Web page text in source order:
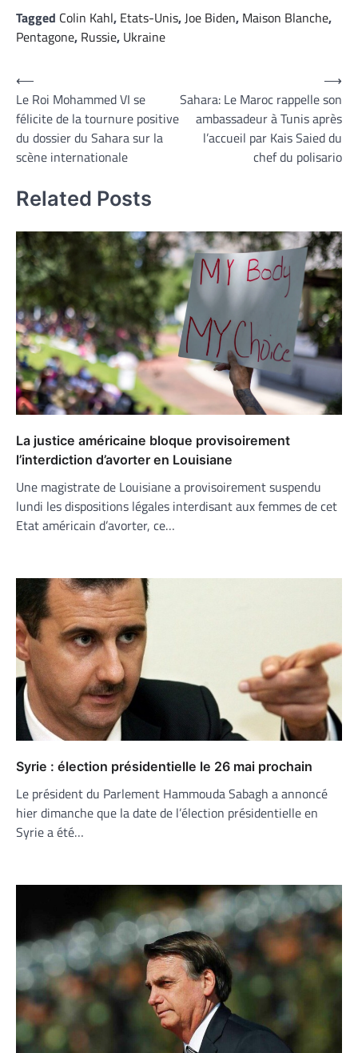
Tagged Colin Kahl, Etats-Unis,Joe Biden, Maison Blanche,
Pentagone, Russie, Ukraine
Navigation
de
l’article
⟵
Le Roi Mohammed VI se
félicite de la tournure positive
du dossier du Sahara sur la
scène internationale
Sahara: Le Maroc rappelle son
ambassadeur à Tunis après
l’accueil par Kais Saied du
chef du polisario
⟶
Related Posts
La justice américaine bloque provisoirement
l’interdiction d’avorter en Louisiane
Une magistrate de Louisiane a provisoirement suspendu
lundi les dispositions légales interdisant aux femmes de cet
Etat américain d’avorter, ce…
Syrie : élection présidentielle le 26 mai prochain
Le président du Parlement Hammouda Sabagh a annoncé
hier dimanche que la date de l’élection présidentielle en
Syrie a été…